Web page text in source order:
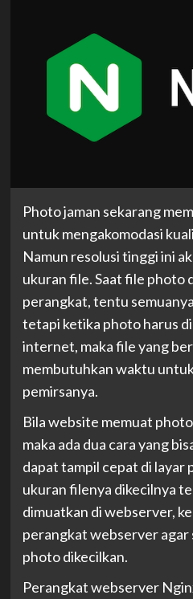
Photo jaman sekarang
untuk mengakomodasi
Namun resolusi tinggi ini
ukuran file. Saat file photo
perangkat, tentu
tetapi ketika photo harus
internet, maka file yang
membutuhkan waktu
pemirsanya.
Bila website memuat
maka ada dua cara yang
dapat tampil cepat di layar
ukuran filenya dikecilnya
dimuatkan di webserver,
perangkat webserver
photo dikecilkan.
Perangkat webserver